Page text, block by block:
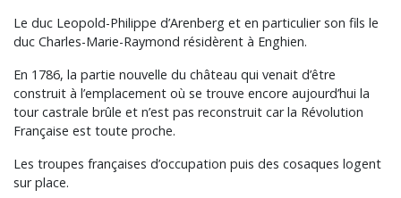
Le duc Leopold-Philippe d’Arenberg et en particulier son fils le
duc Charles-Marie-Raymond résidèrent à Enghien.
En 1786, la partie nouvelle du château qui venait d’être
construit à l’emplacement où se trouve encore aujourd’hui la
tour castrale brûle et n’est pas reconstruit car la Révolution
Française est toute proche.
Les troupes françaises d’occupation puis des cosaques logent
sur place.